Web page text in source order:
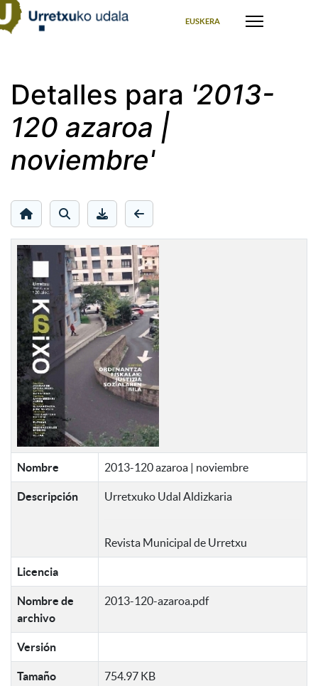
EUSKERA
Detalles para '2013-
120 azaroa |
noviembre'
Nombre 2013-120 azaroa | noviembre
Descripción Urretxuko Udal Aldizkaria
Revista Municipal de Urretxu
Licencia
Nombre de
archivo
2013-120-azaroa.pdf
Versión
Tamaño 754.97 KB